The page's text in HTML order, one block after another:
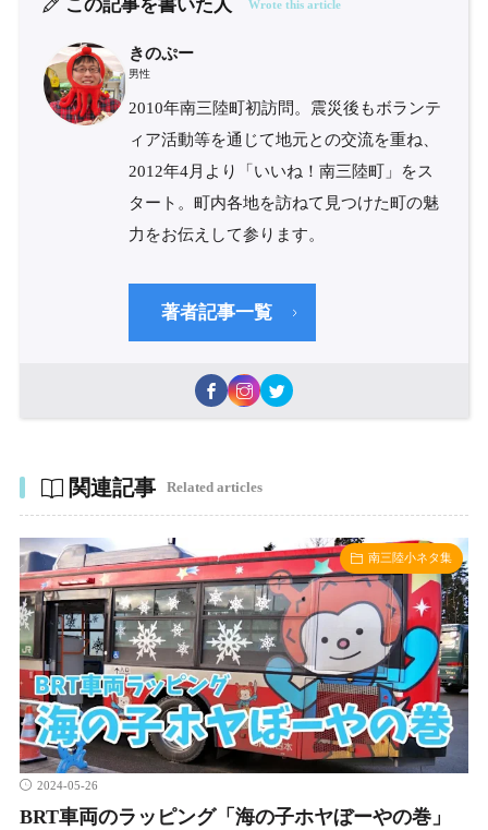
この記事を書いた人 Wrote this article
きのぷー
男性
2010年南三陸町初訪問。震災後もボランテ
ィア活動等を通じて地元との交流を重ね、
2012年4月より「いいね！南三陸町」をス
タート。町内各地を訪ねて見つけた町の魅
力をお伝えして参ります。
著者記事一覧
関連記事 Related articles
南三陸小ネタ集
2024-05-26
BRT車両のラッピング「海の子ホヤぼーやの巻」